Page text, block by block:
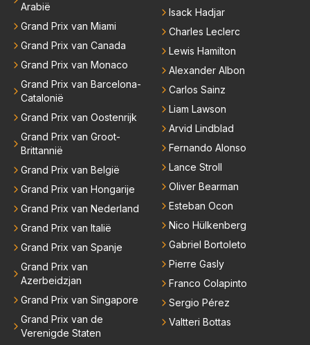
Arabië
Grand Prix van Miami
Grand Prix van Canada
Grand Prix van Monaco
Grand Prix van Barcelona-
Catalonië
Grand Prix van Oostenrijk
Grand Prix van Groot-
Brittannië
Grand Prix van België
Grand Prix van Hongarije
Grand Prix van Nederland
Grand Prix van Italië
Grand Prix van Spanje
Grand Prix van
Azerbeidzjan
Grand Prix van Singapore
Grand Prix van de
Verenigde Staten
Isack Hadjar
Charles Leclerc
Lewis Hamilton
Alexander Albon
Carlos Sainz
Liam Lawson
Arvid Lindblad
Fernando Alonso
Lance Stroll
Oliver Bearman
Esteban Ocon
Nico Hülkenberg
Gabriel Bortoleto
Pierre Gasly
Franco Colapinto
Sergio Pérez
Valtteri Bottas